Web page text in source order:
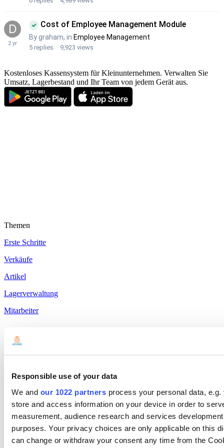
Responsible use of your data
We and our 1022 partners process your personal data,
store and access information on your device in order to
measurement, audience research and services
purposes. Your privacy choices are only applicable on this
can change or withdraw your consent any time from the
Kostenloses Kassensystem für Kleinunternehmen. Verwalten Sie
Umsatz, Lagerbestand und Ihr Team von jedem Gerät aus.
Themen
Erste Schritte
Verkäufe
Artikel
Lagerverwaltung
Mitarbeiter
Kunden
Einstellungen
Hardware
Produkte